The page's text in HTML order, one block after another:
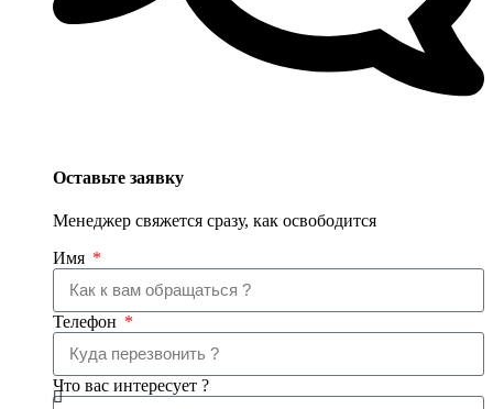
Оставьте заявку
Менеджер свяжется сразу, как освободится
Имя
Телефон
Что вас интересует ?